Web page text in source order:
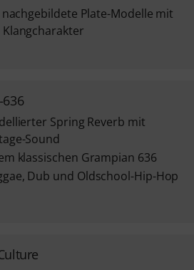
Plate-Modelle mit
636
Spring Reverb mit
Sound
klassischen Grampian 636
Dub und Oldschool-Hip-Hop